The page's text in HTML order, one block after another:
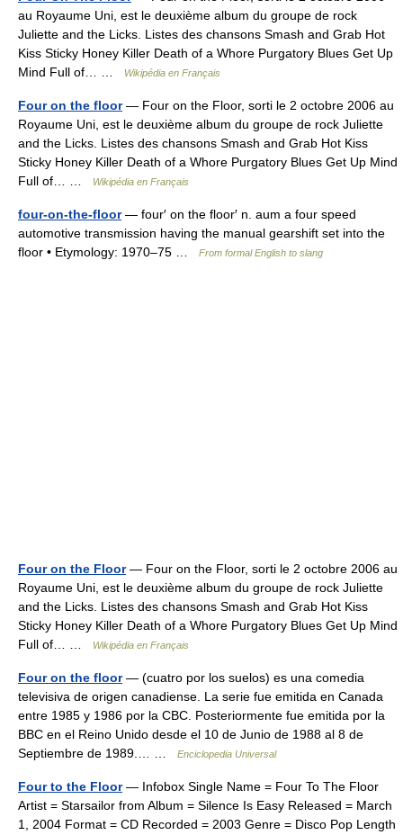
au Royaume Uni, est le deuxième album du groupe de rock
Juliette and the Licks. Listes des chansons Smash and Grab Hot
Kiss Sticky Honey Killer Death of a Whore Purgatory Blues Get Up
Mind Full of… …
Wikipédia en Français
Four on the floor— Four on the Floor, sorti le 2 octobre 2006 au
Royaume Uni, est le deuxième album du groupe de rock Juliette
and the Licks. Listes des chansons Smash and Grab Hot Kiss
Sticky Honey Killer Death of a Whore Purgatory Blues Get Up Mind
Full of… …
Wikipédia en Français
four-on-the-floor— four′ on the floor′ n. aum a four speed
automotive transmission having the manual gearshift set into the
floor • Etymology: 1970–75 …
From formal English to slang
Four on the Floor— Four on the Floor, sorti le 2 octobre 2006 au
Royaume Uni, est le deuxième album du groupe de rock Juliette
and the Licks. Listes des chansons Smash and Grab Hot Kiss
Sticky Honey Killer Death of a Whore Purgatory Blues Get Up Mind
Full of… …
Wikipédia en Français
Four on the floor— (cuatro por los suelos) es una comedia
televisiva de origen canadiense. La serie fue emitida en Canada
entre 1985 y 1986 por la CBC. Posteriormente fue emitida por la
BBC en el Reino Unido desde el 10 de Junio de 1988 al 8 de
Septiembre de 1989.… …
Enciclopedia Universal
Four to the Floor— Infobox Single Name = Four To The Floor
Artist = Starsailor from Album = Silence Is Easy Released = March
1, 2004 Format = CD Recorded = 2003 Genre = Disco Pop Length